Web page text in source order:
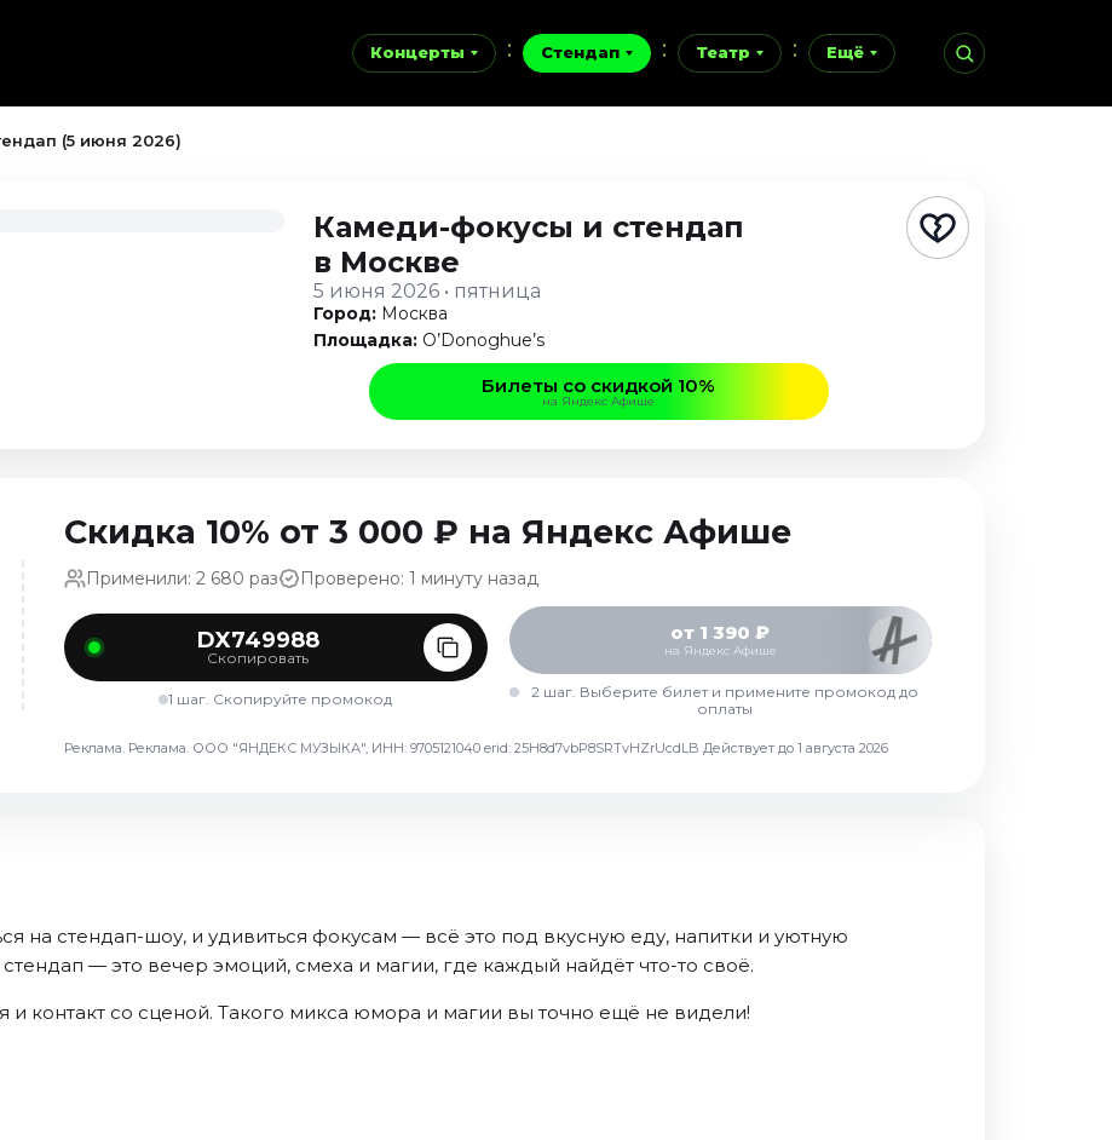
Концерты Стендап Театр Ещё
(5 июня 2026)
Камеди-фокусы и стендап
в Москве
5 июня 2026 • пятница
Город: Москва
Площадка: O’Donoghue’s
Билеты со скидкой 10%
на Яндекс Афише
Скидка 10% от 3 000 ₽ на Яндекс Афише
Применили: 2 680 раз Проверено: 1 минуту назад
DX749988
Скопировать
1 шаг. Скопируйте промокод
от 1 390 ₽
на Яндекс Афише
2 шаг. Выберите билет и примените промокод до
оплаты
Реклама. Реклама. ООО "ЯНДЕКС МУЗЫКА", ИНН: 9705121040 erid: 25H8d7vbP8SRTvHZrUcdLB Действует до 1 августа 2026
на стендап-шоу, и удивиться фокусам — всё это под вкусную еду, напитки и уютную
— это вечер эмоций, смеха и магии, где каждый найдёт что-то своё.
контакт со сценой. Такого микса юмора и магии вы точно ещё не видели!